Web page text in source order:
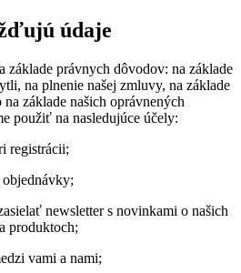
údaje
základe právnych dôvodov: na základe
na plnenie našej zmluvy, na základe
základe našich oprávnených
použiť na nasledujúce účely:
registrácii;
objednávky;
newsletter s novinkami o našich
produktoch;
vami a nami;